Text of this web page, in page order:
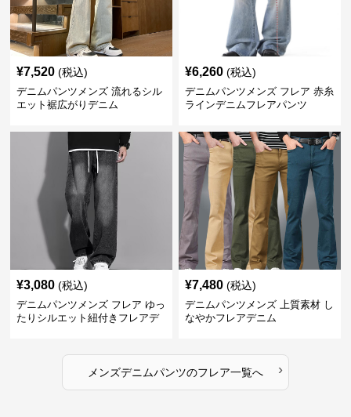
¥7,520 (税込)
デニムパンツメンズ 流れるシル
エット裾広がりデニム
¥6,260 (税込)
デニムパンツメンズ フレア 赤糸
ラインデニムフレアパンツ
¥3,080 (税込)
デニムパンツメンズ フレア ゆっ
たりシルエット紐付きフレアデ
¥7,480 (税込)
デニムパンツメンズ 上質素材 し
なやかフレアデニム
メンズデニムパンツのフレア一覧へ ›